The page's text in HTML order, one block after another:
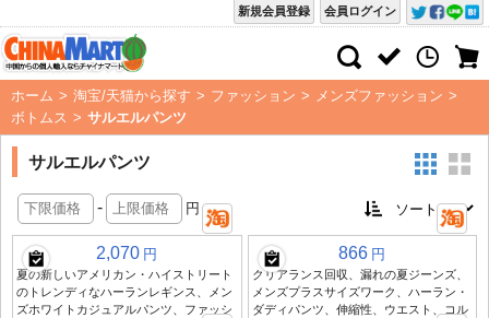
会員ログイン
新規会員登録
ホーム > 淘宝/天猫から探す > ファッション > メンズファッション >
ボトムス > サルエルパンツ
サルエルパンツ
- 円
2,070 円
夏の新しいアメリカン・ハイストリート
のトレンディなハーランレギンス、メン
ズホワイトカジュアルパンツ、ファッシ
866 円
クリアランス回収、漏れの夏ジーンズ、
メンズプラスサイズワーク、ハーラン・
ダディパンツ、伸縮性、ウエスト、コル